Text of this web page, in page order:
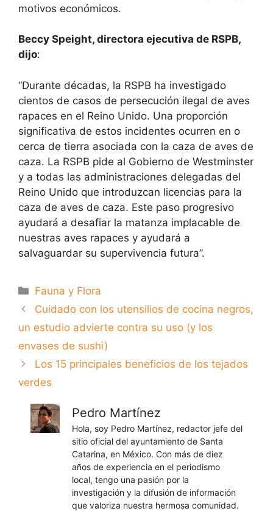
motivos económicos.
Beccy Speight, directora ejecutiva de RSPB,
dijo:
“Durante décadas, la RSPB ha investigado
cientos de casos de persecución ilegal de aves
rapaces en el Reino Unido. Una proporción
significativa de estos incidentes ocurren en o
cerca de tierra asociada con la caza de aves de
caza. La RSPB pide al Gobierno de Westminster
y a todas las administraciones delegadas del
Reino Unido que introduzcan licencias para la
caza de aves de caza. Este paso progresivo
ayudará a desafiar la matanza implacable de
nuestras aves rapaces y ayudará a
salvaguardar su supervivencia futura”.
Categorías
Fauna y Flora
Cuidado con los utensilios de cocina negros,
un estudio advierte contra su uso (y los
envases de sushi)
Los 15 principales beneficios de los tejados
verdes
Pedro Martínez
Hola, soy Pedro Martínez, redactor jefe del
sitio oficial del ayuntamiento de Santa
Catarina, en México. Con más de diez
años de experiencia en el periodismo
local, tengo una pasión por la
investigación y la difusión de información
que valoriza nuestra hermosa comunidad.